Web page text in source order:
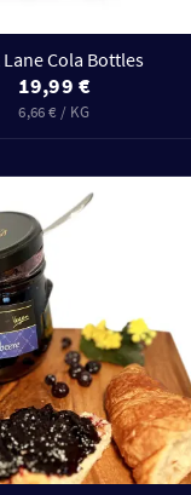
Lane Cola Bottles
19,99 €
6,66 € / KG